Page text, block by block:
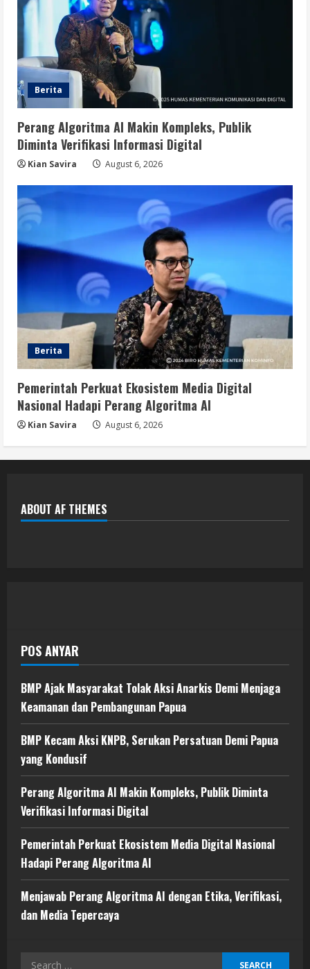
Berita
Perang Algoritma AI Makin Kompleks, Publik
Diminta Verifikasi Informasi Digital
Kian Savira August 6, 2026
Berita
Pemerintah Perkuat Ekosistem Media Digital
Nasional Hadapi Perang Algoritma AI
Kian Savira August 6, 2026
ABOUT AF THEMES
POS ANYAR
BMP Ajak Masyarakat Tolak Aksi Anarkis Demi Menjaga
Keamanan dan Pembangunan Papua
BMP Kecam Aksi KNPB, Serukan Persatuan Demi Papua
yang Kondusif
Perang Algoritma AI Makin Kompleks, Publik Diminta
Verifikasi Informasi Digital
Pemerintah Perkuat Ekosistem Media Digital Nasional
Hadapi Perang Algoritma AI
Menjawab Perang Algoritma AI dengan Etika, Verifikasi,
dan Media Tepercaya
Search